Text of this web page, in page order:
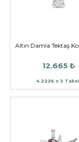
Altın Damla Tektaş
12.665 ₺
4.222₺ x 3